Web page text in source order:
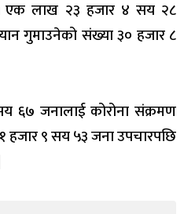
एक लाख २३ हजार ४ सय २८
गुमाउनेको संख्या ३० हजार ८
६७ जनालाई कोरोना संक्रमण
९ सय ५३ जना उपचारपछि